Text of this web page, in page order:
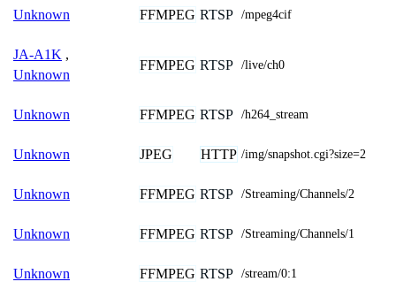
Unknown FFMPEG RTSP /mpeg4cif
JA-A1K ,
Unknown
FFMPEG RTSP /live/ch0
Unknown FFMPEG RTSP /h264_stream
Unknown JPEG HTTP /img/snapshot.cgi?size=2
Unknown FFMPEG RTSP /Streaming/Channels/2
Unknown FFMPEG RTSP /Streaming/Channels/1
Unknown FFMPEG RTSP /stream/0:1